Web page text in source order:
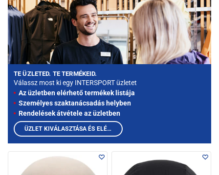
TE ÜZLETED. TE TERMÉKEID.
Válassz most ki egy INTERSPORT üzletet
Az üzletben elérhető termékek listája
Személyes szaktanácsadás helyben
Rendelések átvétele az üzletben
ÜZLET KIVÁLASZTÁSA ÉS ELÉRHETŐ TERMÉKEK MEGTEKINTÉSE